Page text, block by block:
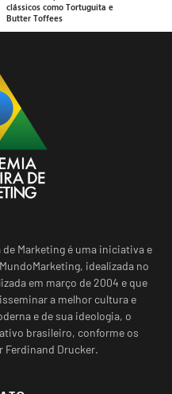
clássicos como Tortuguita e
Butter Toffees
Marketing é uma iniciativa e
idealizada no
em março de 2004 e que
a melhor cultura e
e de sua ideologia, o
brasileiro, conforme os
Ferdinand Drucker.